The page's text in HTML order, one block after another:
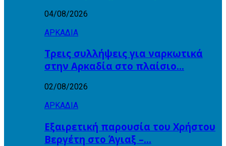
04/08/2026
ΑΡΚΑΔΙΑ
Τρεις συλλήψεις για ναρκωτικά
στην Αρκαδία στο πλαίσιο…
02/08/2026
ΑΡΚΑΔΙΑ
Εξαιρετική παρουσία του Χρήστου
Βεργέτη στο Άγιαξ –…